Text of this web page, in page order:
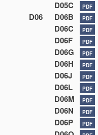
D05C PDF
D06 D06B PDF
D06C PDF
D06F PDF
D06G PDF
D06H PDF
D06J PDF
D06L PDF
D06M PDF
D06N PDF
D06P PDF